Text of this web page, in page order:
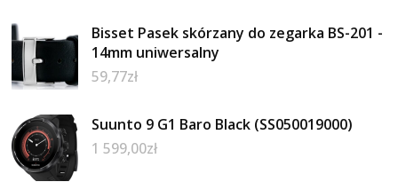
Bisset Pasek skórzany do zegarka BS-201 -
14mm uniwersalny
59,77zł
Suunto 9 G1 Baro Black (SS050019000)
1 599,00zł